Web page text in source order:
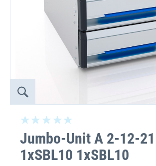
Jumbo-Unit A 2-12-21
1xSBL10 1xSBL10